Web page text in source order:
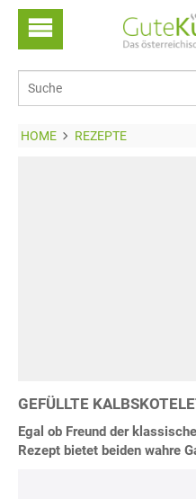
HOME REZEPTE
GEFÜLLTE
Egal ob Freund der
Rezept bietet beiden wahre